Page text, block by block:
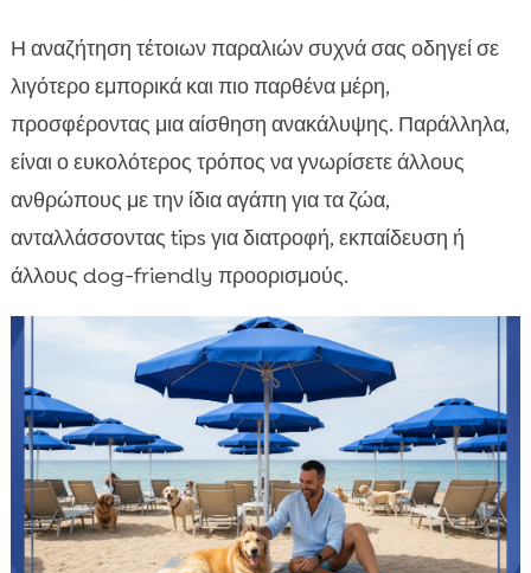
Η αναζήτηση τέτοιων παραλιών συχνά σας οδηγεί σε
λιγότερο εμπορικά και πιο παρθένα μέρη,
προσφέροντας μια αίσθηση ανακάλυψης. Παράλληλα,
είναι ο ευκολότερος τρόπος να γνωρίσετε άλλους
ανθρώπους με την ίδια αγάπη για τα ζώα,
ανταλλάσσοντας tips για διατροφή, εκπαίδευση ή
άλλους dog-friendly προορισμούς.